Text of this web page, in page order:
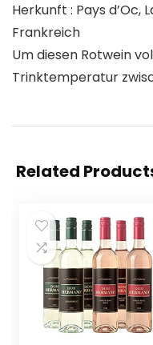
Herkunft : Pays d’Oc,
Frankreich
Um diesen Rotwein
Trinktemperatur
Related